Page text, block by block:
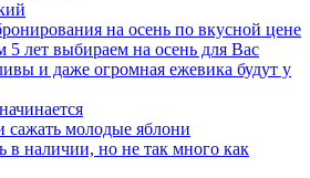
на осень по вкусной цене
5 лет выбираем на осень для Вас
и даже огромная ежевика будут у
сажать молодые яблони
в наличии, но не так много как